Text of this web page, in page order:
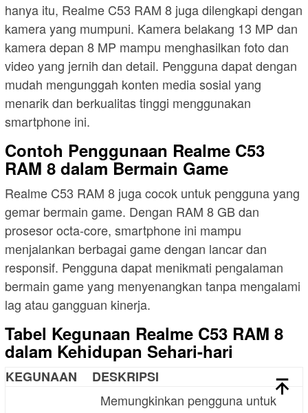
hanya itu, Realme C53 RAM 8 juga dilengkapi dengan
kamera yang mumpuni. Kamera belakang 13 MP dan
kamera depan 8 MP mampu menghasilkan foto dan
video yang jernih dan detail. Pengguna dapat dengan
mudah mengunggah konten media sosial yang
menarik dan berkualitas tinggi menggunakan
smartphone ini.
Contoh Penggunaan Realme C53
RAM 8 dalam Bermain Game
Realme C53 RAM 8 juga cocok untuk pengguna yang
gemar bermain game. Dengan RAM 8 GB dan
prosesor octa-core, smartphone ini mampu
menjalankan berbagai game dengan lancar dan
responsif. Pengguna dapat menikmati pengalaman
bermain game yang menyenangkan tanpa mengalami
lag atau gangguan kinerja.
Tabel Kegunaan Realme C53 RAM 8
dalam Kehidupan Sehari-hari
KEGUNAAN
DESKRIPSI
Memungkinkan pengguna untuk